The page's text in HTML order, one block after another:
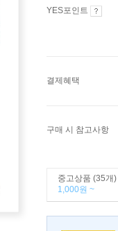
YES포인트
결제혜택
구매 시 참고사항
중고상품 (35개)
1,000원 ~